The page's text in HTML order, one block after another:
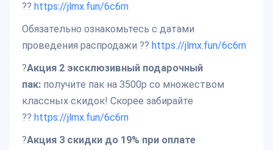
?? https://jlmx.fun/6c6rn
Обязательно ознакомьтесь с датами
проведения распродажи ?? https://jlmx.fun/6c6rn
?Акция 2 эксклюзивный подарочный
пак: получите пак на 3500р со множеством
классных скидок! Скорее забирайте
?? https://jlmx.fun/6c6rn
?Акция 3 скидки до 19% при оплате